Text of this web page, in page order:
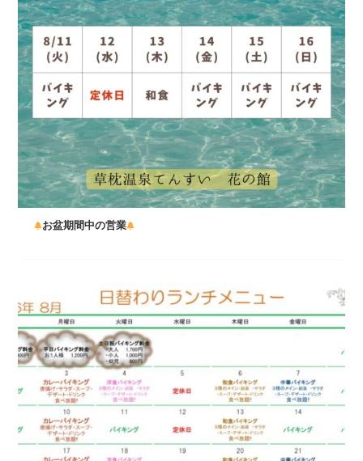
お盆期間中の営業